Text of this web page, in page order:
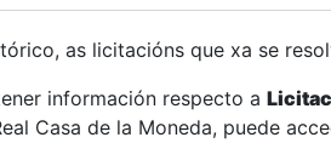
as licitacións que xa se
información respecto a
Casa de la Moneda, puede